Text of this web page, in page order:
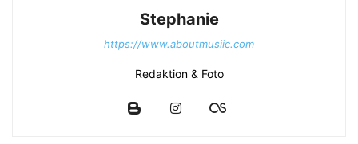
Stephanie
https://www.aboutmusiic.com
Redaktion & Foto